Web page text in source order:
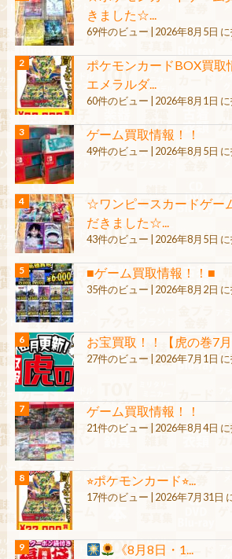
きました☆...
69件のビュー 2026年8月5日
ポケモンカードBOX買取
エメラルダ...
60件のビュー 2026年8月1日
ゲーム買取情報！！
49件のビュー 2026年8月5日
☆ワンピースカードゲー
だきました☆...
43件のビュー 2026年8月5日
■ゲーム買取情報！！■
35件のビュー 2026年8月2日
お宝買取！！【虎の巻7
27件のビュー 2026年7月1日
ゲーム買取情報！！
21件のビュー 2026年8月4日
⭐︎ポケモンカード⭐︎...
17件のビュー 2026年7月31日
《8月8日・1...